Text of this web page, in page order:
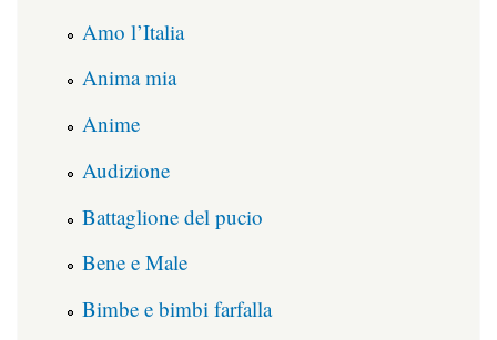
Amo l’Italia
Anima mia
Anime
Audizione
Battaglione del pucio
Bene e Male
Bimbe e bimbi farfalla